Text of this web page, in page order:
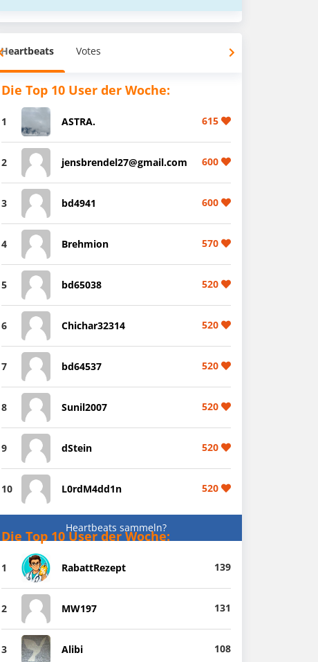
Heartbeats Votes
Die Top 10 User der Woche:
1 ASTRA. 615
2 jensbrendel27@gmail.com 600
3 bd4941 600
4 Brehmion 570
5 bd65038 520
6 Chichar32314 520
7 bd64537 520
8 Sunil2007 520
9 dStein 520
10 L0rdM4dd1n 520
Heartbeats sammeln?
Die Top 10 User der Woche:
1 RabattRezept 139
2 MW197 131
3 Alibi 108